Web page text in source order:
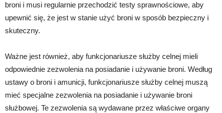
broni i musi regularnie przechodzić testy sprawnościowe, aby
upewnić się, że jest w stanie użyć broni w sposób bezpieczny i
skuteczny.
Ważne jest również, aby funkcjonariusze służby celnej mieli
odpowiednie zezwolenia na posiadanie i używanie broni. Według
ustawy o broni i amunicji, funkcjonariusze służby celnej muszą
mieć specjalne zezwolenia na posiadanie i używanie broni
służbowej. Te zezwolenia są wydawane przez właściwe organy